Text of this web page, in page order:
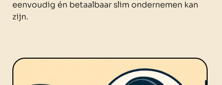
eenvoudig én betaalbaar slim ondernemen kan
zijn.